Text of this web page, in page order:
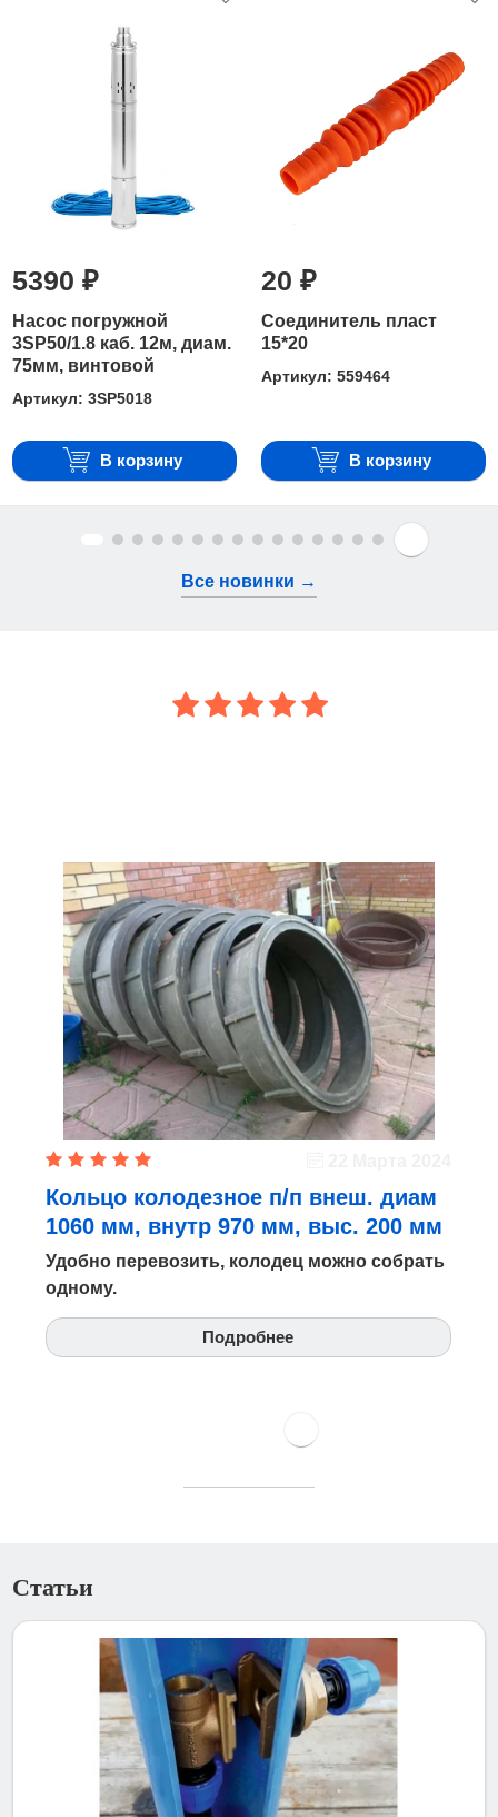
5390 ₽
Насос погружной
3SP50/1.8 каб. 12м, диам.
75мм, винтовой
Артикул: 3SP5018
В корзину
20 ₽
Соединитель пласт
15*20
Артикул: 559464
В корзину
Все новинки →
Кольцо колодезное п/п внеш. диам
1060 мм, внутр 970 мм, выс. 200 мм
Удобно перевозить, колодец можно собрать
одному.
Подробнее
Статьи